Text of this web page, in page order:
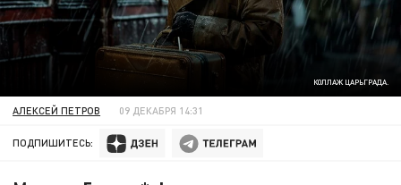
КОЛЛАЖ ЦАРЬГРАДА.
АЛЕКСЕЙ ПЕТРОВ 09 ДЕКАБРЯ 14:31
ПОДПИШИТЕСЬ: